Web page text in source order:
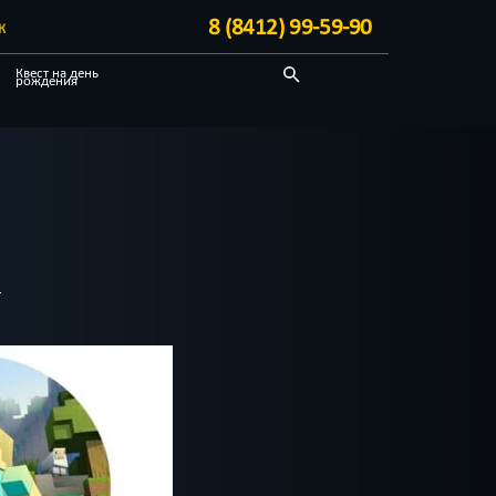
8 (8412) 99-59-90
Квест на день
рождения